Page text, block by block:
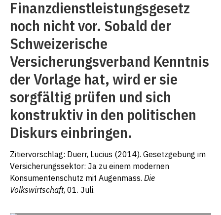
Finanzdienstleistungsgesetz
noch nicht vor. Sobald der
Schweizerische
Versicherungsverband Kenntnis
der Vorlage hat, wird er sie
sorgfältig prüfen und sich
konstruktiv in den politischen
Diskurs einbringen.
Zitiervorschlag: Duerr, Lucius (2014). Gesetzgebung im
Versicherungssektor: Ja zu einem modernen
Konsumentenschutz mit Augenmass. Die
Volkswirtschaft, 01. Juli.